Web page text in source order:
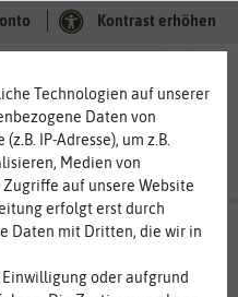
Kontrast erhöhen
Technologien auf unserer
Daten von
IP-Adresse), um z.B.
Medien von
auf unsere Website
erfolgt erst durch
Daten mit Dritten, die wir in
oder aufgrund